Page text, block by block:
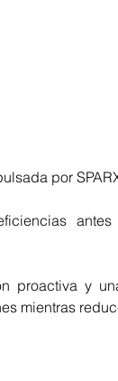
por
proactiva y
mientras